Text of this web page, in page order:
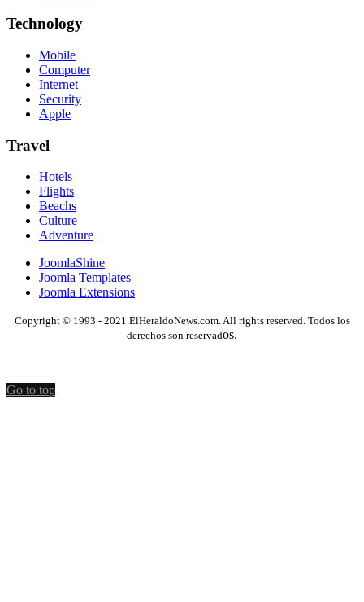
Technology
Mobile
Computer
Internet
Security
Apple
Travel
Hotels
Flights
Beachs
Culture
Adventure
JoomlaShine
Joomla Templates
Joomla Extensions
Copyright © 1993 - 2021 ElHeraldoNews.com. All rights reserved. Todos los
derechos son reservados.
Go to top